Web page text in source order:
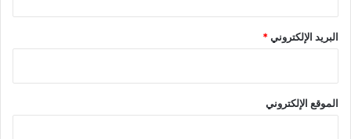
البريد الإلكتروني*
الموقع الإلكتروني